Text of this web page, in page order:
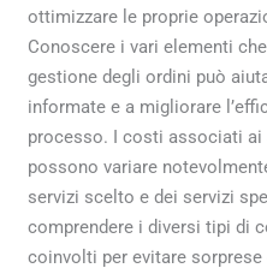
ottimizzare le proprie
Conoscere i vari elementi
gestione degli ordini può
informate e a migliorare
processo. I costi associati
possono variare
servizi scelto e dei servizi
comprendere i diversi tipi di
coinvolti per evitare
degli
ordini